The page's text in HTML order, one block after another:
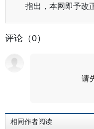
指出，本网即予改正
评论（0）
请
相同作者阅读